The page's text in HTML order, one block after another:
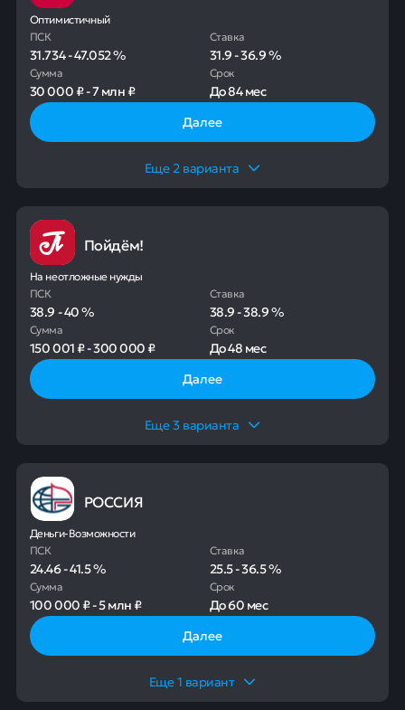
Оптимистичный
ПСК
31.734-47.052%
Ставка
31.9-36.9%
Сумма
30 000 ₽-7 млн ₽
Срок
До84 мес
Далее
Еще2 варианта
Пойдём!
На неотложные нужды
ПСК
38.9-40%
Ставка
38.9-38.9%
Сумма
150 001 ₽-300 000 ₽
Срок
До48 мес
Далее
Еще3 варианта
РОССИЯ
Деньги-Возможности
ПСК
24.46-41.5%
Ставка
25.5-36.5%
Сумма
100 000 ₽-5 млн ₽
Срок
До60 мес
Далее
Еще1 вариант